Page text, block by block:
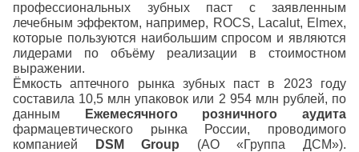
профессиональных зубных паст с заявленным
лечебным эффектом, например, ROCS, Lacalut, Elmex,
которые пользуются наибольшим спросом и являются
лидерами по объёму реализации в стоимостном
выражении.
Ёмкость аптечного рынка зубных паст в 2023 году
составила 10,5 млн упаковок или 2 954 млн рублей, по
данным
Ежемесячного розничного аудита
фармацевтического рынка России, проводимого
компанией
DSM Group (АО «Группа ДСМ»).